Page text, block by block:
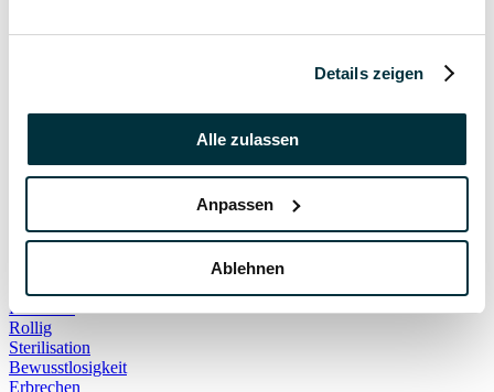
Details zeigen
Alle zulassen
Anpassen
Ablehnen
Kater
Leinenführigkeit
Hundebett
Corona
Infektionskrankheiten
Geschirr
Halsband
Rollig
Sterilisation
Bewusstlosigkeit
Erbrechen